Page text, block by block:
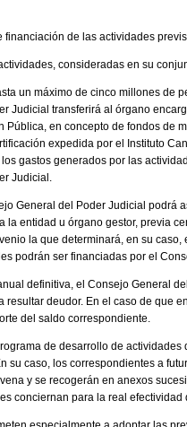
financiación de las actividades
consideradas en su
un máximo de cinco millones de
Judicial transferirá al órgano
Pública, en concepto de fondos de
expedida por el Instituto
gastos generados por las
Judicial.
General del Poder Judicial podrá
la entidad u órgano gestor, previa
la que determinará, en su
podrán ser financiadas por el
definitiva, el Consejo General
resultar deudor. En el caso de que
del saldo correspondiente.
de desarrollo de
su caso, los correspondientes a
y se recogerán en anexos
conciernan para la real